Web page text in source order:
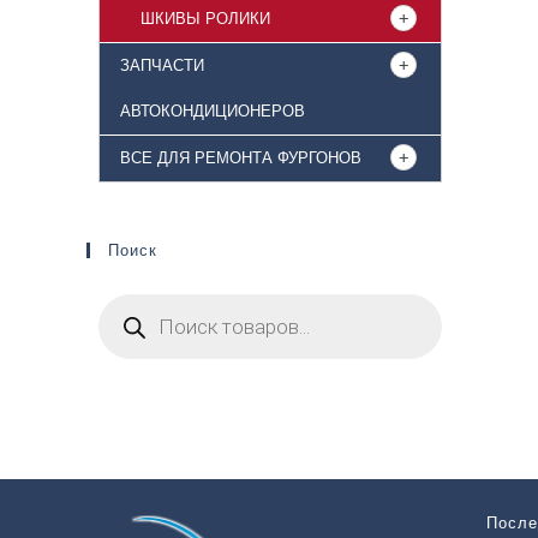
ШКИВЫ РОЛИКИ
ЗАПЧАСТИ
АВТОКОНДИЦИОНЕРОВ
ВСЕ ДЛЯ РЕМОНТА ФУРГОНОВ
Поиск